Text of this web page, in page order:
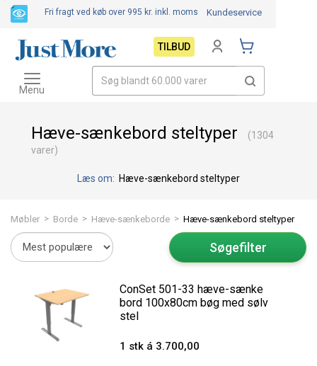
Hæve-sænkebord steltyper (1304
varer)
Læs om: Hæve-sænkebord steltyper
Møbler > Borde > Hæve-sænkeborde > Hæve-sænkebord steltyper
Søgefilter
ConSet 501-33 hæve-sænke
bord 100x80cm bøg med sølv
stel
1 stk á 3.700,00
Fri fragt ved køb over 995 kr. inkl. moms Kundeservice
TILBUD
Toggle
navigation
Menu